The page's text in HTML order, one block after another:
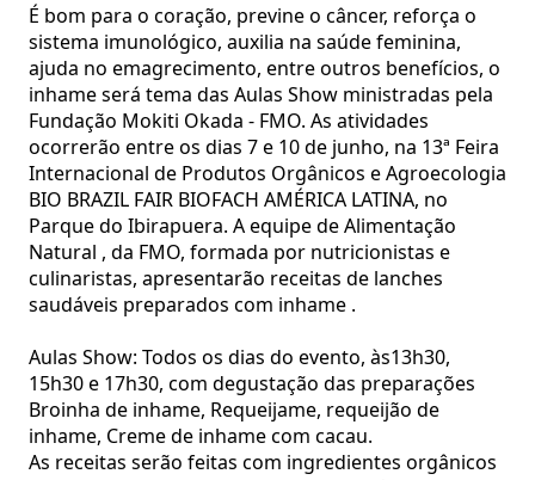
É bom para o coração, previne o câncer, reforça o
sistema imunológico, auxilia na saúde feminina,
ajuda no emagrecimento, entre outros benefícios, o
inhame será tema das Aulas Show ministradas pela
Fundação Mokiti Okada - FMO. As atividades
ocorrerão entre os dias 7 e 10 de junho, na 13ª Feira
Internacional de Produtos Orgânicos e Agroecologia
BIO BRAZIL FAIR BIOFACH AMÉRICA LATINA, no
Parque do Ibirapuera. A equipe de Alimentação
Natural , da FMO, formada por nutricionistas e
culinaristas, apresentarão receitas de lanches
saudáveis preparados com inhame .
Aulas Show: Todos os dias do evento, às13h30,
15h30 e 17h30, com degustação das preparações
Broinha de inhame, Requeijame, requeijão de
inhame, Creme de inhame com cacau.
As receitas serão feitas com ingredientes orgânicos